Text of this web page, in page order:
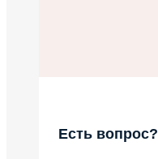
Есть вопрос?